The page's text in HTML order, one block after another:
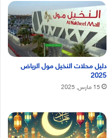
دليل محلات النخيل مول الرياض
2025
15 مارس, 2025